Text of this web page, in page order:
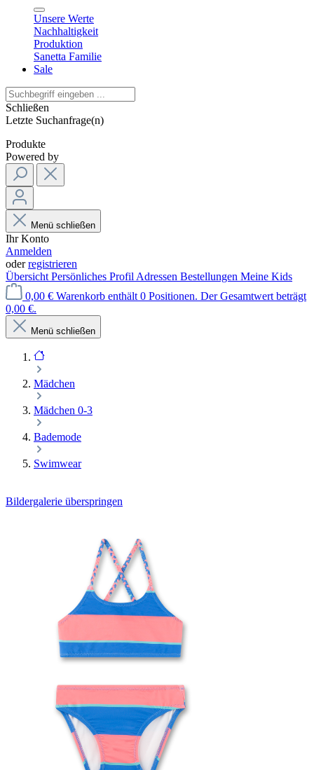
Unsere Werte
Nachhaltigkeit
Produktion
Sanetta Familie
Sale
Schließen
Letzte Suchanfrage(n)
Produkte
Powered by
Menü schließen
Ihr Konto
Anmelden
oderregistrieren
Übersicht Persönliches Profil Adressen Bestellungen Meine Kids
0,00 € Warenkorb enthält 0 Positionen. Der Gesamtwert beträgt
0,00 €.
Menü schließen
Mädchen
Mädchen 0-3
Bademode
Swimwear
Bildergalerie überspringen